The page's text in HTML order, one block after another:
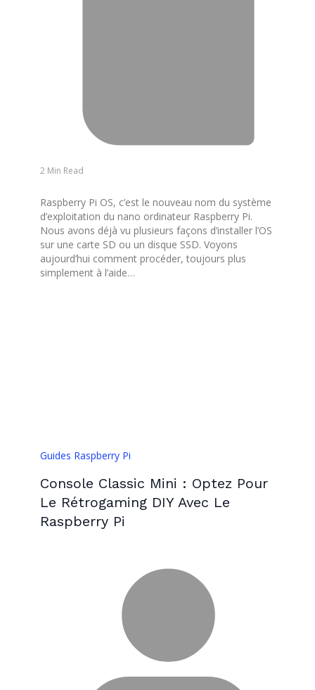
2 Min Read
Raspberry Pi OS, c’est le nouveau nom du système
d’exploitation du nano ordinateur Raspberry Pi.
Nous avons déjà vu plusieurs façons d’installer l’OS
sur une carte SD ou un disque SSD. Voyons
aujourd’hui comment procéder, toujours plus
simplement à l’aide…
Guides Raspberry Pi
Console Classic Mini : Optez Pour
Le Rétrogaming DIY Avec Le
Raspberry Pi